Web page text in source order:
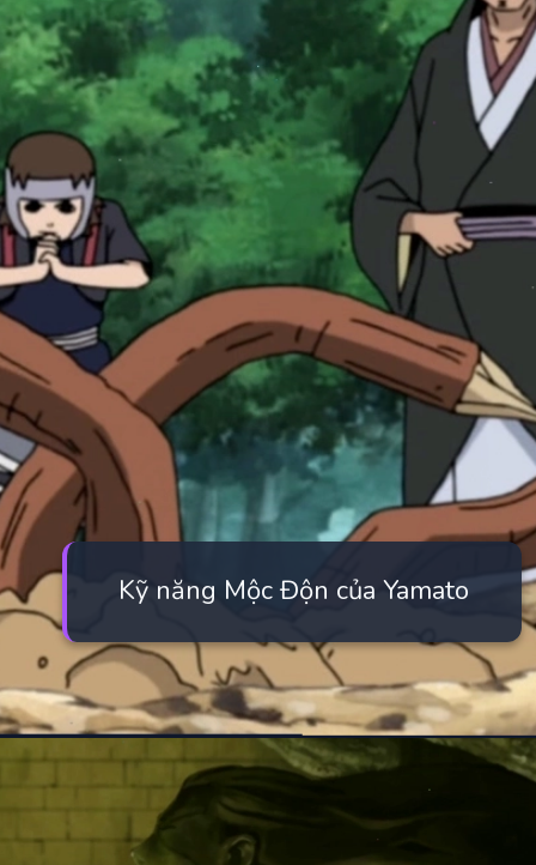
Kỹ năng Mộc Độn của Yamato
https://manhua.edu.vn/yamato-naruto